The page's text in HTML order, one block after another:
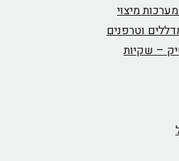
מיצוי
וטרפנים
– שקיות